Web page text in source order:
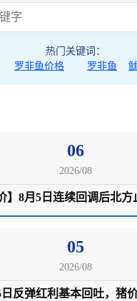
热门关键词：
罗非鱼价格 罗非鱼
06
2026/08
】8月5日连续回调后北方
05
2026/08
日反弹红利基本回吐，猪